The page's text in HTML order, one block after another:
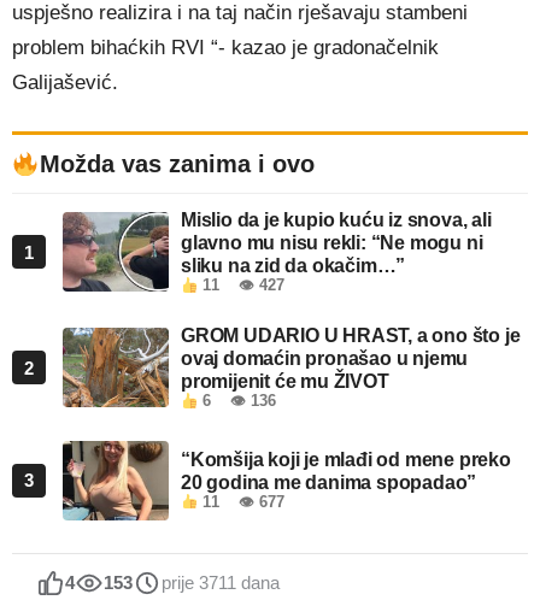
uspješno realizira i na taj način rješavaju stambeni
problem bihaćkih RVI “- kazao je gradonačelnik
Galijašević.
Možda vas zanima i ovo
1
Mislio da je kupio kuću iz snova, ali
glavno mu nisu rekli: “Ne mogu ni
sliku na zid da okačim…”
11 👁 427
2
GROM UDARIO U HRAST, a ono što je
ovaj domaćin pronašao u njemu
promijenit će mu ŽIVOT
6 👁 136
3
“Komšija koji je mlađi od mene preko
20 godina me danima spopadao”
11 👁 677
4 153 prije 3711 dana